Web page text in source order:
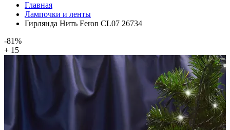
Главная
Лампочки и ленты
Гирлянда Нить Feron CL07 26734
-81%
+ 15